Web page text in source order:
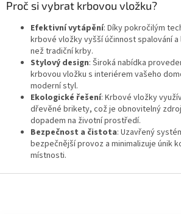
a
í
p
v
k
v
ý
p
i
s
v
n
í
Proč si vybrat krbovou vložku?
Efektivní vytápění: Díky pokročilým
krbové vložky vyšší účinnost spalování
než tradiční krby.
Stylový design: Široká nabídka
krbovou vložku s interiérem vašeho
moderní styl.
Ekologické řešení: Krbové vložky
dřevěné brikety, což je obnovitelný
dopadem na životní prostředí.
Bezpečnost a čistota: Uzavřený
bezpečnější provoz a minimalizuje únik
místnosti.